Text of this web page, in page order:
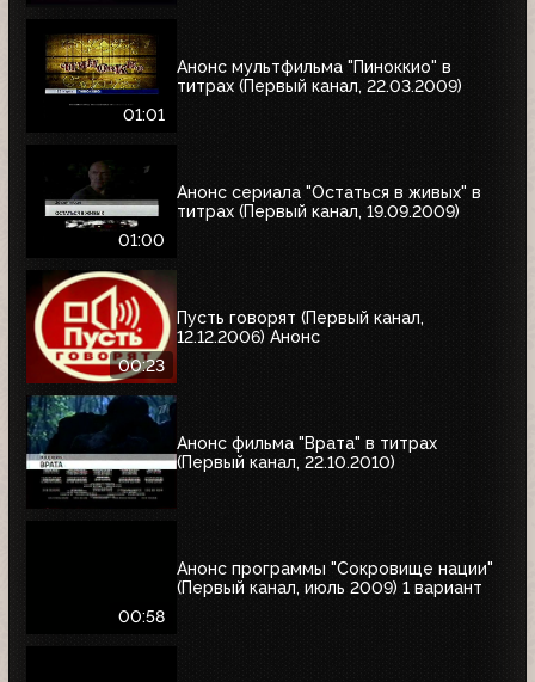
01:01
Анонс мультфильма "Пиноккио" в
титрах (Первый канал, 22.03.2009)
01:00
Анонс сериала "Остаться в живых" в
титрах (Первый канал, 19.09.2009)
00:23
Пусть говорят (Первый канал,
12.12.2006) Анонс
Анонс фильма "Врата" в титрах
(Первый канал, 22.10.2010)
00:58
Анонс программы "Сокровище нации"
(Первый канал, июль 2009) 1 вариант